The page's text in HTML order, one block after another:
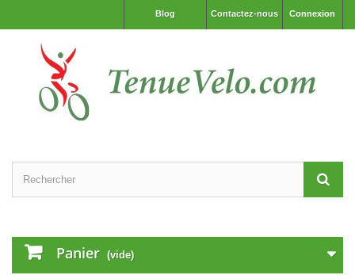
Connexion
Contactez-nous
Blog
Panier (vide)